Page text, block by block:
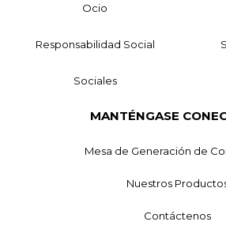
Ocio
Responsabilidad Social
Sociales
MANTÉNGASE
Mesa de Generación de
Nuestros
Contáctenos